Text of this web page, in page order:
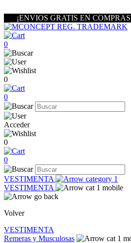
¡ENVIOS GRATIS EN
0
0
0
Acceder
0
0
VESTIMENTA
VESTIMENTA
Volver
VESTIMENTA
Remeras y Musculosas